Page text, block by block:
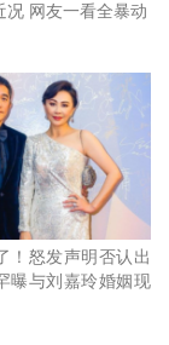
朝伟动向。
况 网友一看全暴动
！怒发声明否认出
曝与刘嘉玲婚姻现